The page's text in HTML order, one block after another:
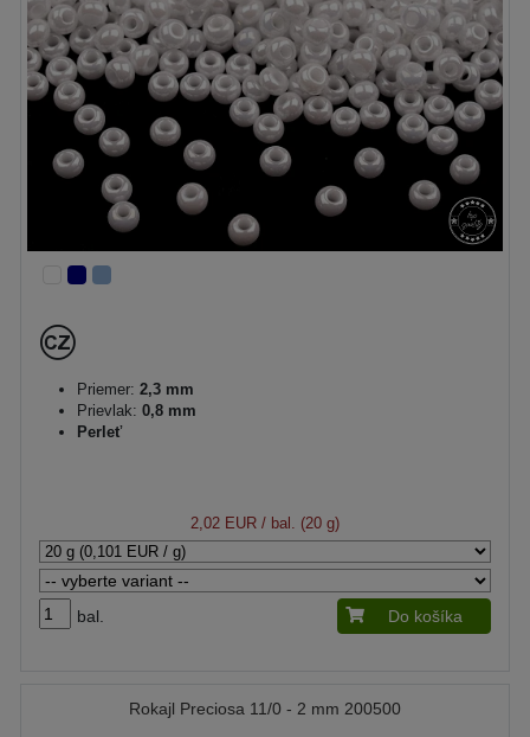
Priemer: 2,3 mm
Prievlak: 0,8 mm
Perleť
2,02 EUR / bal. (20 g)
bal. Do košíka
Rokajl Preciosa 11/0 - 2 mm 200500